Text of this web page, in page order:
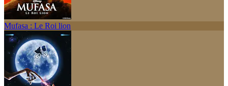
Mufasa : Le Roi lion